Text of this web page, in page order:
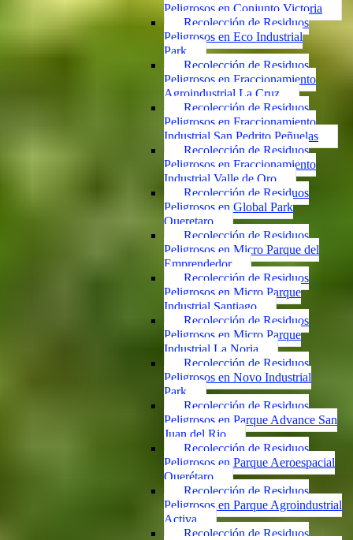
Peligrosos en Conjunto Victoria
Recolección de Residuos
Peligrosos en Eco Industrial
Park
Recolección de Residuos
Peligrosos en Fraccionamiento
Agroindustrial La Cruz
Recolección de Residuos
Peligrosos en Fraccionamiento
Industrial San Pedrito Peñuelas
Recolección de Residuos
Peligrosos en Fraccionamiento
Industrial Valle de Oro
Recolección de Residuos
Peligrosos en Global Park
Queretaro
Recolección de Residuos
Peligrosos en Micro Parque del
Emprendedor
Recolección de Residuos
Peligrosos en Micro Parque
Industrial Santiago
Recolección de Residuos
Peligrosos en Micro Parque
Industrial La Noria
Recolección de Residuos
Peligrosos en Novo Industrial
Park
Recolección de Residuos
Peligrosos en Parque Advance San
Juan del Rio
Recolección de Residuos
Peligrosos en Parque Aeroespacial
Querétaro
Recolección de Residuos
Peligrosos en Parque Agroindustrial
Activa
Recolección de Residuos